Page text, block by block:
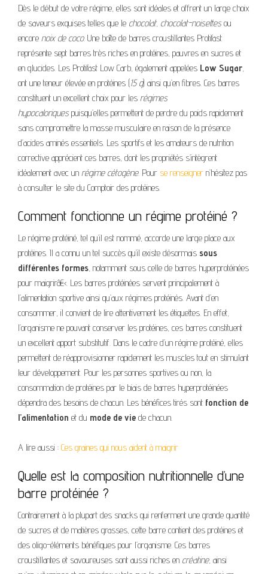
Dès le début de votre régime, elles sont idéales et offrent un large choix
de saveurs exquises telles que le chocolat, chocolat-noisettesou
encore noix de coco. Une boîte de barres croustillantes Protifast
représente sept barres très riches en protéines, pauvres en sucres et
en glucides. Les Protifast Low Carb, également appelées Low Sugar,
ont une teneur élevée en protéines (15 g) ainsi qu’en fibres. Ces barres
constituent un excellent choix pour les régimes
hypocaloriquespuisqu’elles permettent de perdre du poids rapidement
sans compromettre la masse musculaire en raison de la présence
d’acides aminés essentiels. Les sportifs et les amateurs de nutrition
corrective apprécient ces barres, dont les propriétés s’intègrent
idéalement avec un régime cétogène. Pour se renseigner n’hésitez pas
à consulter le site du Comptoir des protéines.
Comment fonctionne un régime protéiné ?
Le régime protéiné, tel qu’il est nommé, accorde une large place aux
protéines. Il a connu un tel succès qu’il existe désormais sous
différentes formes, notamment sous celle de barres hyperprotéinées
pour maigrirâ€‹. Les barres protéinées servent principalement à
l’alimentation sportive ainsi qu’aux régimes protéinés. Avant d’en
consommer, il convient de lire attentivement les étiquettes. En effet,
l’organisme ne pouvant conserver les protéines, ces barres constituent
un excellent apport substitutif. Dans le cadre d’un régime protéiné, elles
permettent de réapprovisionner rapidement les muscles tout en stimulant
leur développement. Pour les personnes sportives ou non, la
consommation de protéines par le biais de barres hyperprotéinées
dépendra des besoins de chacun. Les bénéfices tirés sont fonction de
l’alimentation et du mode de vie de chacun.
A lire aussi : Ces graines qui nous aident à maigrir
Quelle est la composition nutritionnelle d’une
barre protéinée ?
Contrairement à la plupart des snacks qui renferment une grande quantité
de sucres et de matières grasses, cette barre contient des protéines et
des oligo-éléments bénéfiques pour l’organisme. Ces barres
croustillantes et savoureuses sont aussi riches en créatine, ainsi